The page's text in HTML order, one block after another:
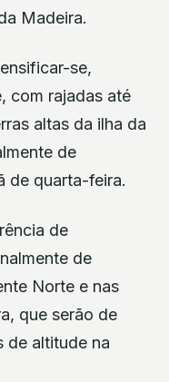
Madeira.
se,
com rajadas até
altas da ilha da
de
de quarta-feira.
de
de
Norte e nas
que serão de
de altitude na